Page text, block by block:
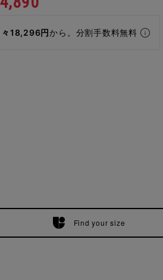
々18,296円から。分割手数料無料
Find your size